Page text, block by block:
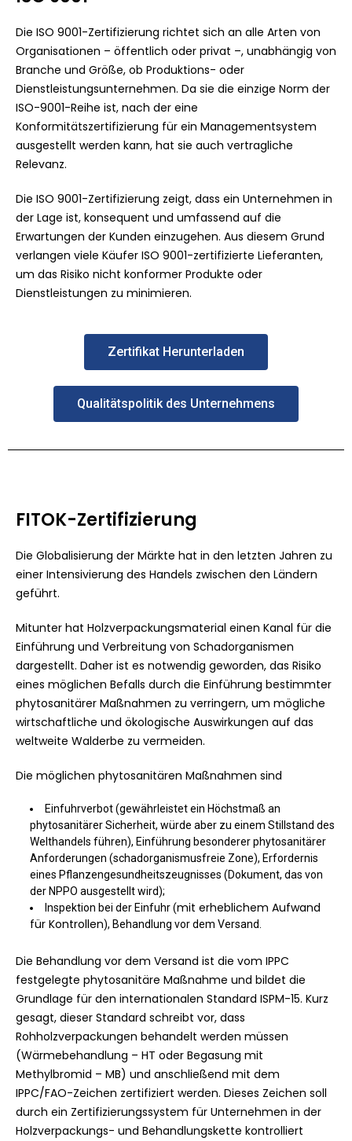
Die ISO 9001-Zertifizierung richtet sich an alle Arten von
Organisationen – öffentlich oder privat –, unabhängig von
Branche und Größe, ob Produktions- oder
Dienstleistungsunternehmen. Da sie die einzige Norm der
ISO-9001-Reihe ist, nach der eine
Konformitätszertifizierung für ein Managementsystem
ausgestellt werden kann, hat sie auch vertragliche
Relevanz.
Die ISO 9001-Zertifizierung zeigt, dass ein Unternehmen in
der Lage ist, konsequent und umfassend auf die
Erwartungen der Kunden einzugehen. Aus diesem Grund
verlangen viele Käufer ISO 9001-zertifizierte Lieferanten,
um das Risiko nicht konformer Produkte oder
Dienstleistungen zu minimieren.
Zertifikat Herunterladen
Qualitätspolitik des Unternehmens
FITOK-Zertifizierung
Die Globalisierung der Märkte hat in den letzten Jahren zu
einer Intensivierung des Handels zwischen den Ländern
geführt.
Mitunter hat Holzverpackungsmaterial einen Kanal für die
Einführung und Verbreitung von Schadorganismen
dargestellt. Daher ist es notwendig geworden, das Risiko
eines möglichen Befalls durch die Einführung bestimmter
phytosanitärer Maßnahmen zu verringern, um mögliche
wirtschaftliche und ökologische Auswirkungen auf das
weltweite Walderbe zu vermeiden.
Die möglichen phytosanitären Maßnahmen sind
Einfuhrverbot (gewährleistet ein Höchstmaß an
phytosanitärer Sicherheit, würde aber zu einem Stillstand des
Welthandels führen), Einführung besonderer phytosanitärer
Anforderungen (schadorganismusfreie Zone), Erfordernis
eines Pflanzengesundheitszeugnisses (Dokument, das von
der NPPO ausgestellt wird);
Inspektion bei der Einfuhr (mit erheblichem Aufwand
für Kontrollen), Behandlung vor dem Versand.
Die Behandlung vor dem Versand ist die vom IPPC
festgelegte phytosanitäre Maßnahme und bildet die
Grundlage für den internationalen Standard ISPM-15. Kurz
gesagt, dieser Standard schreibt vor, dass
Rohholzverpackungen behandelt werden müssen
(Wärmebehandlung – HT oder Begasung mit
Methylbromid – MB) und anschließend mit dem
IPPC/FAO-Zeichen zertifiziert werden. Dieses Zeichen soll
durch ein Zertifizierungssystem für Unternehmen in der
Holzverpackungs- und Behandlungskette kontrolliert